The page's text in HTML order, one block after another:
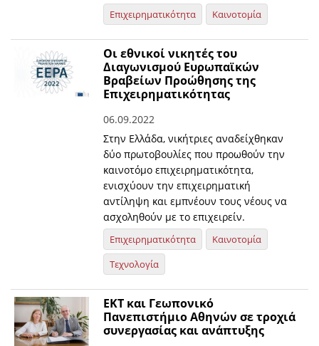
Επιχειρηματικότητα Καινοτομία
Οι εθνικοί νικητές του
Διαγωνισμού Ευρωπαϊκών
Βραβείων Προώθησης της
Επιχειρηματικότητας
06.09.2022
Στην Ελλάδα, νικήτριες αναδείχθηκαν
δύο πρωτοβουλίες που προωθούν την
καινοτόμο επιχειρηματικότητα,
ενισχύουν την επιχειρηματική
αντίληψη και εμπνέουν τους νέους να
ασχοληθούν με το επιχειρείν.
Επιχειρηματικότητα
Καινοτομία
Τεχνολογία
ΕΚΤ και Γεωπονικό
Πανεπιστήμιο Αθηνών σε τροχιά
συνεργασίας και ανάπτυξης